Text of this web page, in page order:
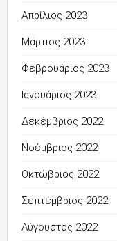
Απρίλιος 2023
Μάρτιος 2023
Φεβρουάριος 2023
Ιανουάριος 2023
Δεκέμβριος 2022
Νοέμβριος 2022
Οκτώβριος 2022
Σεπτέμβριος 2022
Αύγουστος 2022